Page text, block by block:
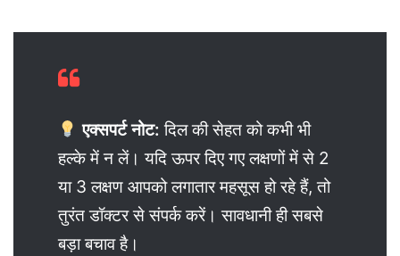
एक्सपर्ट नोट: दिल की सेहत को कभी भी
हल्के में न लें। यदि ऊपर दिए गए लक्षणों में से 2
या 3 लक्षण आपको लगातार महसूस हो रहे हैं, तो
तुरंत डॉक्टर से संपर्क करें। सावधानी ही सबसे
बड़ा बचाव है।